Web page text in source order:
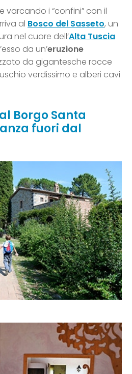
varcando i “confini” con il
al Bosco del Sasseto, un
nel cuore dell’Alta Tuscia
da un’eruzione
da gigantesche rocce
verdissimo e alberi cavi
Borgo Santa
fuori dal